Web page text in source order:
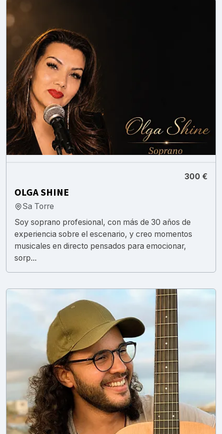
300 €
OLGA SHINE
Sa Torre
Soy soprano profesional, con más de 30 años de
experiencia sobre el escenario, y creo momentos
musicales en directo pensados para emocionar,
sorp...